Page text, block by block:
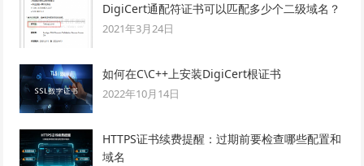
DigiCert通配符证书可以匹配多少个二级域名？
2021年3月24日
如何在C\C++上安装DigiCert根证书
2022年10月14日
HTTPS证书续费提醒：过期前要检查哪些配置和
域名